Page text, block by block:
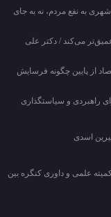
به نفع مردم، نه به جای
می‌کند / دکتر علی
از پایین چگونه فرسایش
راهبردی و سیاستگذاری
اسدی
علمی و داوری کنگره بین